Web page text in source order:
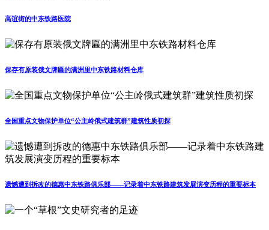
高谊街的中东铁路医院
保存有原装俄文牌匾的满洲里中东铁路材料仓库
全国重点文物保护单位“公主岭俄式建筑群”建筑性质初探
遗憾遭到拆改的德惠中东铁路俱乐部——记录着中东铁路建筑发展演变历程的重要标本